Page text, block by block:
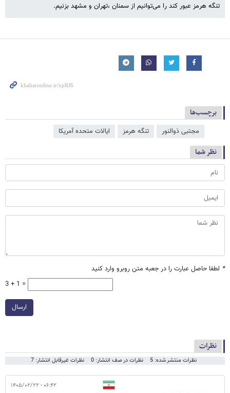
تنگه هرمز عبور کند را می‌توانیم از سمنان ،تهران و مشهد بزنیم.
برچسب‌ها
مجتبی ذوالنور تنگه هرمز ایالات متحده آمریکا
نظر شما
* لطفا حاصل عبارت را در جعبه متن روبرو وارد کنید
3 + 1 =
ارسال
نظرات
نظرات منتشر شده: 5 نظرات در صف انتشار: 0 نظرات غیرقابل انتشار: 7
۰۶:۴۲ - ۱۴۰۵/۰۲/۲۲